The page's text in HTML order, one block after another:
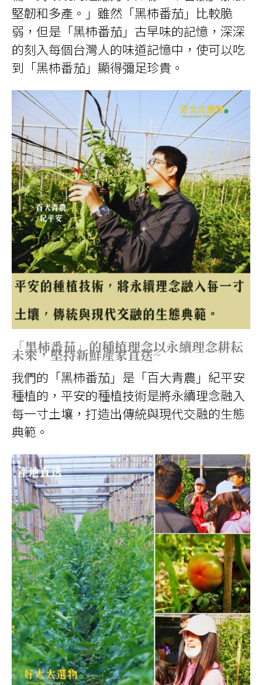
堅韌和多產。」雖然「黑柿番茄」比較脆
弱，但是「黑柿番茄」古早味的記憶，深深
的刻入每個台灣人的味道記憶中，使可以吃
到「黑柿番茄」顯得彌足珍貴。
「黑柿番茄」的種植理念以永續理念耕耘
未來，堅持新鮮產家直送~
我們的「黑柿番茄」是「百大青農」紀平安
種植的，平安的種植技術是將永續理念融入
每一寸土壤，打造出傳統與現代交融的生態
典範。